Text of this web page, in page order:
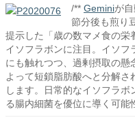
/** Geminiが
節分後も煎り
提示した「歳の数マメ食の栄
イソフラボンに注目。イソフ
にも触れつつ、過剰摂取の懸
よって短鎖脂肪酸へと分解
します。日常的なイソフラ
る腸内細菌を優位に導く可能